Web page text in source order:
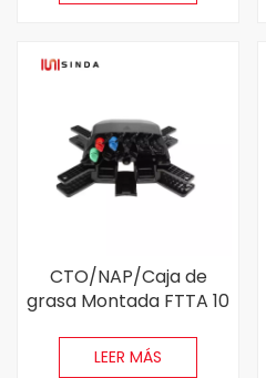
CTO/NAP/Caja de
grasa Montada FTTA 10
de fibra óptica
LEER MÁS